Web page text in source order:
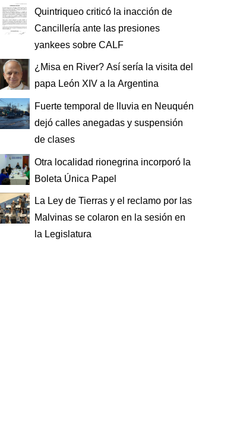
Quintriqueo criticó la inacción de
Cancillería ante las presiones
yankees sobre CALF
¿Misa en River? Así sería la visita del
papa León XIV a la Argentina
Fuerte temporal de lluvia en Neuquén
dejó calles anegadas y suspensión
de clases
Otra localidad rionegrina incorporó la
Boleta Única Papel
La Ley de Tierras y el reclamo por las
Malvinas se colaron en la sesión en
la Legislatura